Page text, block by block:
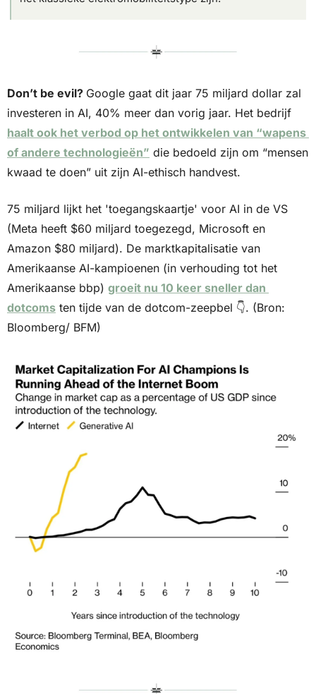
Don’t be evil? Google gaat dit jaar 75 miljard dollar zal
haalt ook het verbod op het ontwikkelen van “wapens
of andere technologieën” die bedoeld zijn om “mensen
kwaad te doen” uit zijn AI-ethisch handvest.
75 miljard lijkt het 'toegangskaartje' voor AI in de VS
(Meta heeft $60 miljard toegezegd, Microsoft en
Amazon $80 miljard). De marktkapitalisatie van
Amerikaanse AI-kampioenen (in verhouding tot het
Amerikaanse bbp) groeit nu 10 keer sneller dan
dotcoms ten tijde van de dotcom-zeepbel 👇. (Bron:
Bloomberg/ BFM)